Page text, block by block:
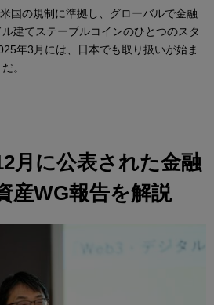
国の規制に準拠し、グローバルで金融
建てステーブルコインのひとつのスタ
年3月には、日本でも取り扱いが始ま
。
月に公表された金融
産WG報告を解説